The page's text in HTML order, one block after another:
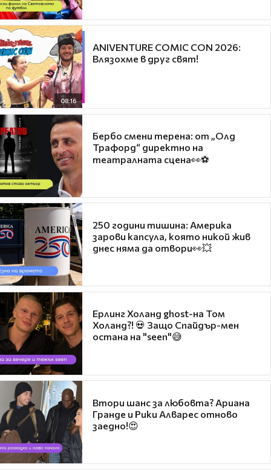
08:16
ANIVENTURE COMIC CON 2026:
Влязохме в друг свят!
Бербо смени терена: от „Олд
Трафорд“ директно на
театралната сцена👀⚽
250 години тишина: Америка
зарови капсула, която никой жив
днес няма да отвори👀💥
Ерлинг Холанд ghost-на Том
Холанд?! 💀 Защо Спайдър-мен
остана на "seen"😅
Втори шанс за любовта? Ариана
Гранде и Рики Алварес отново
заедно!😍